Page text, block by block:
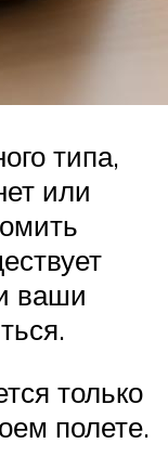
типа,
или
ваши
только
полете.